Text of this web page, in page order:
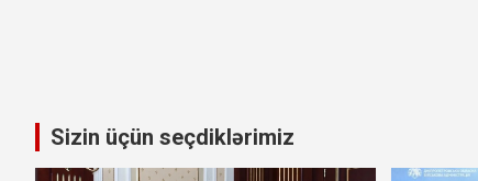
Sizin üçün seçdiklərimiz